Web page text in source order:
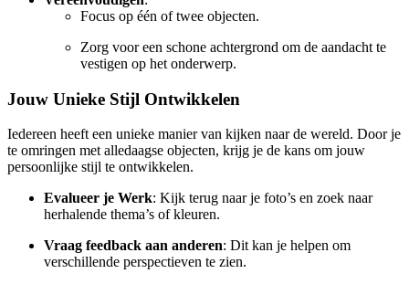
Focus op één of twee objecten.
Zorg voor een schone achtergrond om de aandacht te
vestigen op het onderwerp.
Jouw Unieke Stijl Ontwikkelen
Iedereen heeft een unieke manier van kijken naar de wereld. Door je
te omringen met alledaagse objecten, krijg je de kans om jouw
persoonlijke stijl te ontwikkelen.
Evalueer je Werk: Kijk terug naar je foto’s en zoek naar
herhalende thema’s of kleuren.
Vraag feedback aan anderen: Dit kan je helpen om
verschillende perspectieven te zien.